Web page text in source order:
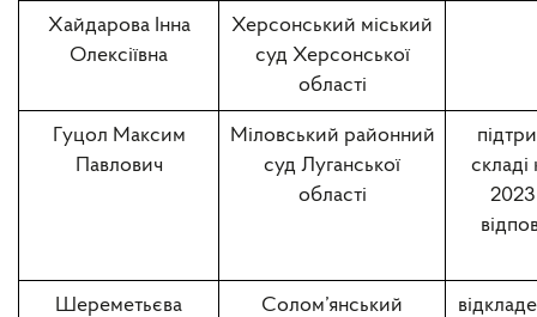
Хайдарова Інна
Олексіївна
Херсонський міський
суд Херсонської
області
Гуцол Максим
Павлович
Міловський районний
суд Луганської
області
складі
Шереметьєва
Солом’янський